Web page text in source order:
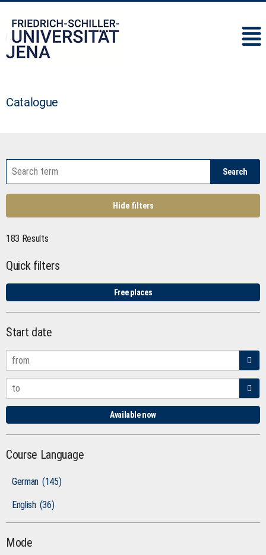
Catalogue
Search
Hide filters
183 Results
Quick filters
Free places
Start date
Available now
Course Language
German (145)
English (36)
Mode